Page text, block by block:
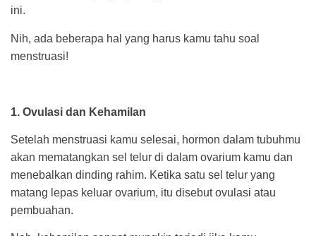
ini.
Nih, ada beberapa hal yang harus kamu tahu soal
menstruasi!
1. Ovulasi dan Kehamilan
Setelah menstruasi kamu selesai, hormon dalam tubuhmu
akan mematangkan sel telur di dalam ovarium kamu dan
menebalkan dinding rahim. Ketika satu sel telur yang
matang lepas keluar ovarium, itu disebut ovulasi atau
pembuahan.